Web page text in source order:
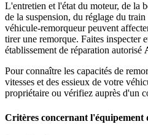
L'entretien et l'état du moteur, de la
de la suspension, du réglage du
véhicule-remorqueur peuvent
tirer une remorque. Faites inspecter
établissement de réparation autorisé
Pour connaître les capacités de
vitesses et des essieux de votre
propriétaire ou vérifiez auprès d'un
Critères concernant l'équipement